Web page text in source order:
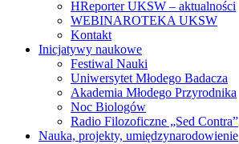
HReporter UKSW – aktualności
WEBINAROTEKA UKSW
Kontakt
Inicjatywy naukowe
Festiwal Nauki
Uniwersytet Młodego Badacza
Akademia Młodego Przyrodnika
Noc Biologów
Radio Filozoficzne „Sed Contra”
Nauka, projekty, umiędzynarodowienie